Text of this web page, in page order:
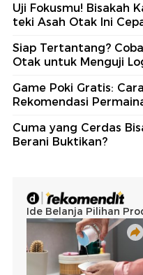
Uji Fokusmu! Bisakah
teki Asah Otak Ini
Siap Tertantang?
Otak untuk Menguji
Game Poki Gratis:
Rekomendasi
Cuma yang Cerdas
Berani Buktikan?